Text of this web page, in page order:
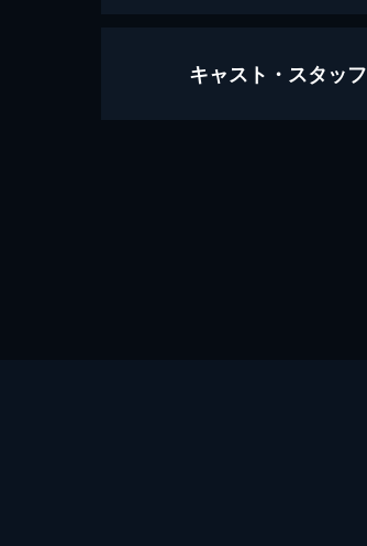
ラ・ラ・ランド
キャスト・スタッフ